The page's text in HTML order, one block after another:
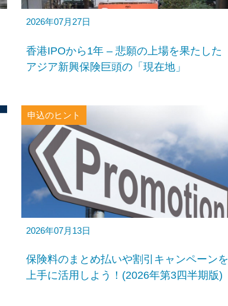
2026年07月27日
香港IPOから1年 – 悲願の上場を果たした
アジア新興保険巨頭の「現在地」
申込のヒント
2026年07月13日
保険料のまとめ払いや割引キャンペーンを
上手に活用しよう！(2026年第3四半期版)